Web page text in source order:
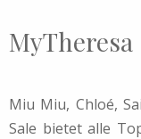
MyTheresa
Miu Miu, Chloé,
Sale bietet alle